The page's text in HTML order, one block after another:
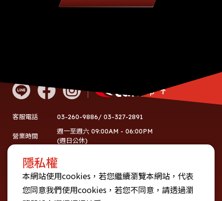
客服電話 03-260-9886/ 03-327-2891
營業時間
週一至週六 09:00AM - 06:00PM
(週日公休)
地址
桃園市龜山區復興三路10號
使用者條款隱私權政策
Go Top
隱私權
本網站使用cookies，若您繼續瀏覽本網站，代表
您同意我們使用cookies，若您不同意，請透過瀏